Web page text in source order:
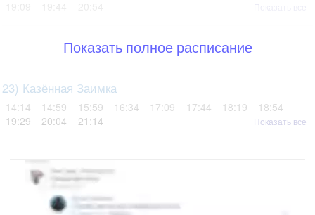
Показать полное расписание
23) Казённая Заимка
14:14 14:59 15:59 16:34 17:09 17:44 18:19
18:54
19:29
20:04 21:14 Показать все